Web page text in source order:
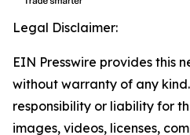
Legal Disclaimer:
EIN Presswire provides this
without warranty of any
responsibility or liability for
images, videos, licenses,